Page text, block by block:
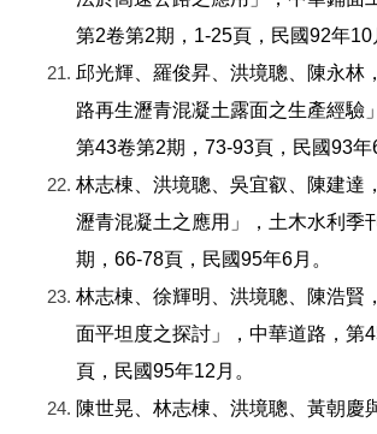
第2卷第2期，1-25頁，民國92年10
邱光輝、羅俊昇、洪境聰、陳永林
路再生瀝青混凝土露面之生產經驗
第43卷第2期，73-93頁，民國93年
林志棟、洪境聰、吳宜叡、陳建達
瀝青混凝土之應用」，土木水利季
期，66-78頁，民國95年6月。
林志棟、徐輝明、洪境聰、陳浩賢
面平坦度之探討」，中華道路，第
頁，民國95年12月。
陳世晃、林志棟、洪境聰、黃朝慶